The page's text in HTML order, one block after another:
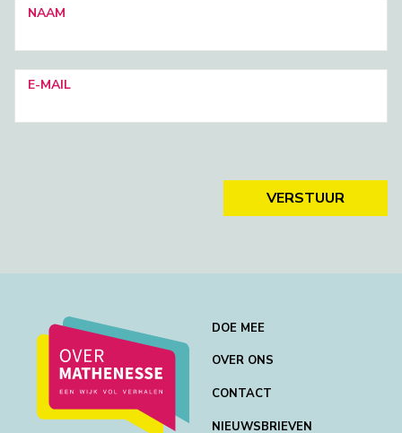
NAAM
E-MAIL
VERSTUUR
DOE MEE
OVER ONS
CONTACT
NIEUWSBRIEVEN